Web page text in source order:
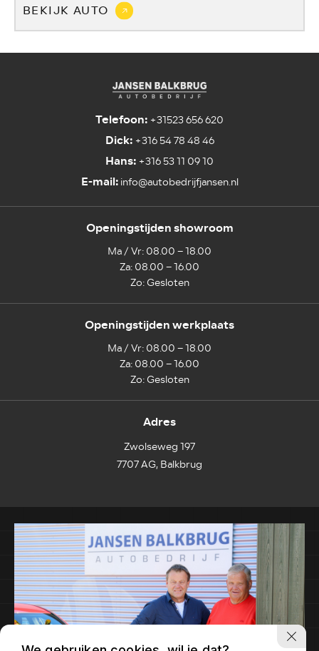
BEKIJK AUTO
Telefoon: +31523 656 620
Dick:+316 54 78 48 46
Hans: +316 53 11 09 10
E-mail:info@autobedrijfjansen.nl
Openingstijden showroom
Ma / Vr: 08.00 – 18.00
Za: 08.00 – 16.00
Zo: Gesloten
Openingstijden werkplaats
Ma / Vr: 08.00 – 18.00
Za: 08.00 – 16.00
Zo: Gesloten
Adres
Zwolseweg 197
7707 AG, Balkbrug